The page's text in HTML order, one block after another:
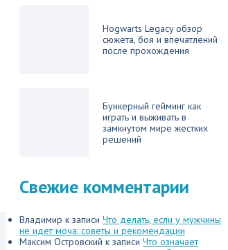
Hogwarts Legacy обзор
сюжета, боя и впечатлений
после прохождения
Бункерный гейминг как
играть и выживать в
замкнутом мире жестких
решений
Свежие комментарии
Владимир к записи Что делать, если у мужчины
не идет моча: советы и рекомендации
Максим Островский к записи Что означает